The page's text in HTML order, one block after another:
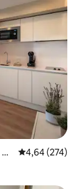
Calificación
4,64 (274)